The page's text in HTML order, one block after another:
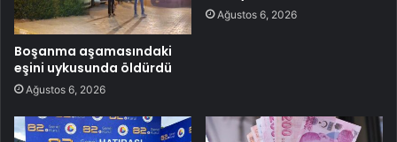
Boşanma aşamasındaki
eşini uykusunda öldürdü
Ağustos 6, 2026
Ağustos 6, 2026